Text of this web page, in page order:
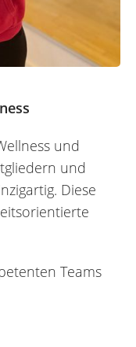
und
und
Diese
Teams